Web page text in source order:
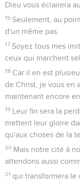
Dieu vous éclairera
16 Seulement, au
d'un même pas.
17 Soyez tous mes
ceux qui marchent
18 Car il en est
de Christ, je vous en
maintenant encore
19 Leur fin sera la
mettent leur gloire
qu'aux choses de la
20 Mais notre cité à
attendons aussi
21 qui transformera le